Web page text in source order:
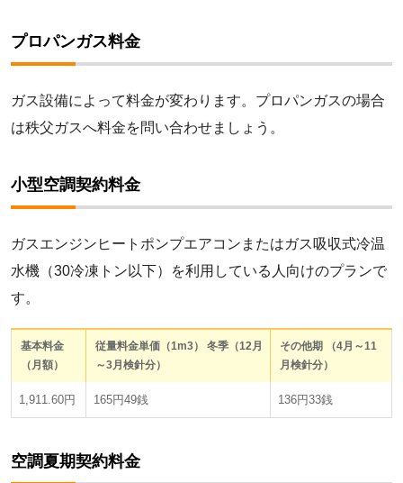
プロパンガス料金
ガス設備によって料金が変わります。プロパンガスの場合
は秩父ガスへ料金を問い合わせましょう。
小型空調契約料金
ガスエンジンヒートポンプエアコンまたはガス吸収式冷温
水機（30冷凍トン以下）を利用している人向けのプランで
す。
基本料金
（月額）
従量料金単価（1m3）
冬季（12月
～3月検針分）
その他期 （4月～11
月検針分）
1,911.60円 165円49銭 136円33銭
空調夏期契約料金